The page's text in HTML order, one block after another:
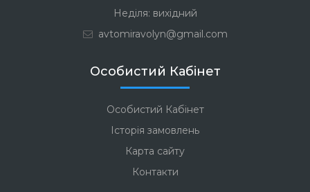
Неділя: вихідний
avtomiravolyn@gmail.com
Особистий Кабінет
Особистий Кабінет
Історія замовлень
Карта сайту
Контакти